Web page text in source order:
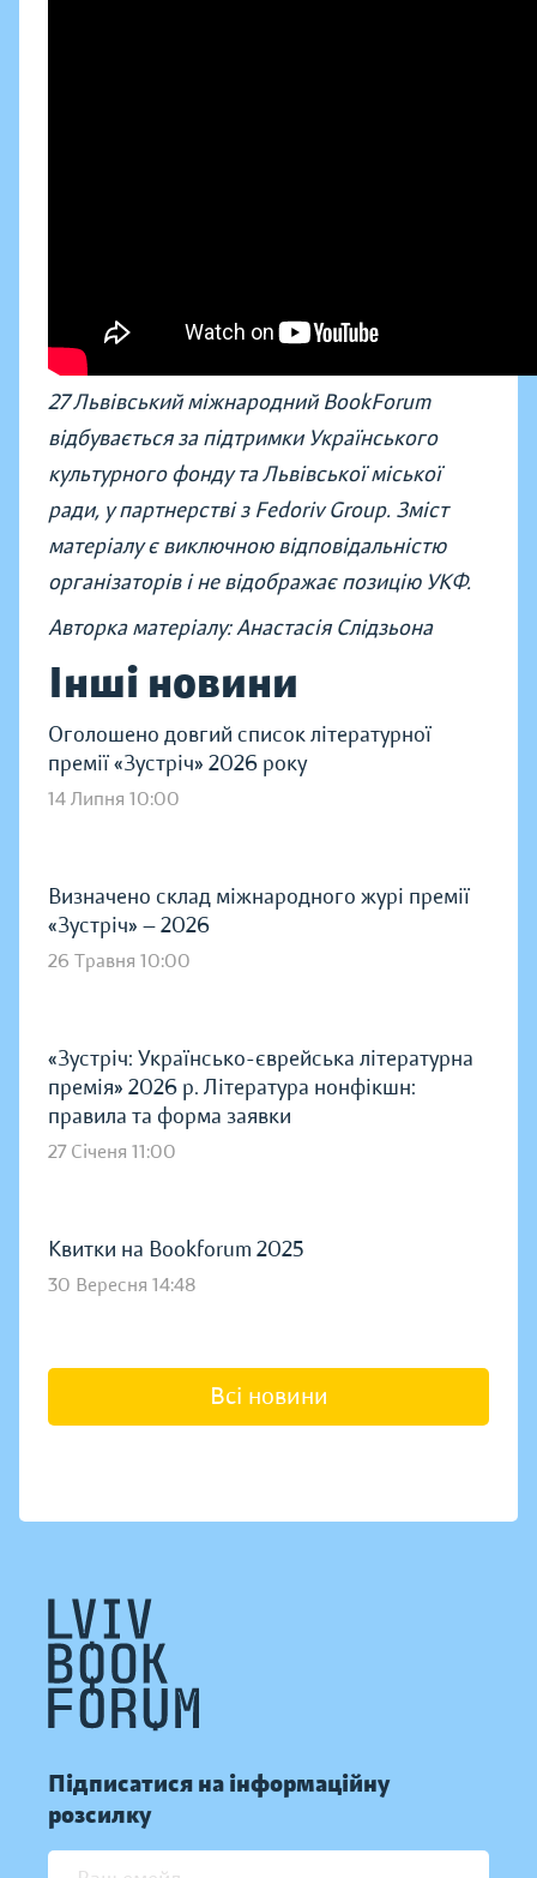
27 Львівський міжнародний BookForum
відбувається за підтримки Українського
культурного фонду та Львівської міської
ради, у партнерстві з Fedoriv Group. Зміст
матеріалу є виключною відповідальністю
організаторів і не відображає позицію УКФ.
Авторка матеріалу: Анастасія Слідзьона
Інші новини
Оголошено довгий список літературної
премії «Зустріч» 2026 року
14 Липня 10:00
Визначено склад міжнародного журі премії
«Зустріч» — 2026
26 Травня 10:00
«Зустріч: Українсько-єврейська літературна
премія» 2026 р. Література нонфікшн:
правила та форма заявки
27 Січеня 11:00
Квитки на Bookforum 2025
30 Вересня 14:48
Всі новини
Підписатися на інформаційну
розсилку